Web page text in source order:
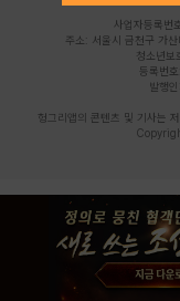
사업자등록번
주소: 서울시 금천구 가
청소년보
등록번
발행
헝그리앱의 콘텐츠 및 기사는